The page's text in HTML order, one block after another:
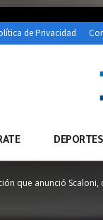
de Privacidad
DEPORTES
que anunció